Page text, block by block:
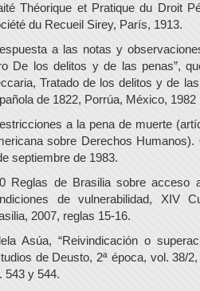
Théorique et Pratique du Droit
du Recueil Sirey, París, 1913.
a las notas y
De los delitos y de las penas”,
Tratado de los delitos y de
de 1822, Porrúa, México, 1982
a la pena de muerte
sobre Derechos Humanos).
septiembre de 1983.
Reglas de Brasilia sobre acceso
de vulnerabilidad, XIV
2007, reglas 15-16.
Asúa, “Reivindicación o
de Deusto, 2ª época, vol. 38/
543 y 544.